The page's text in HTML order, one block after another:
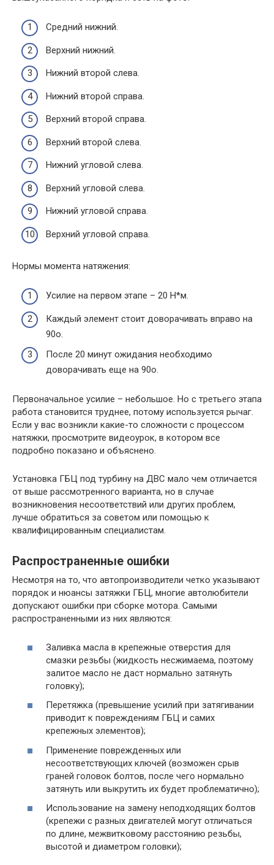
Средний нижний.
Верхний нижний.
Нижний второй слева.
Нижний второй справа.
Верхний второй справа.
Верхний второй слева.
Нижний угловой слева.
Верхний угловой слева.
Нижний угловой справа.
Верхний угловой справа.
Нормы момента натяжения:
Усилие на первом этапе – 20 Н*м.
Каждый элемент стоит доворачивать вправо на
90о.
После 20 минут ожидания необходимо
доворачивать еще на 90о.
Первоначальное усилие – небольшое. Но с третьего этапа
работа становится труднее, потому используется рычаг.
Если у вас возникли какие-то сложности с процессом
натяжки, просмотрите видеоурок, в котором все
подробно показано и объяснено.
Установка ГБЦ под турбину на ДВС мало чем отличается
от выше рассмотренного варианта, но в случае
возникновения несоответствий или других проблем,
лучше обратиться за советом или помощью к
квалифицированным специалистам.
Распространенные ошибки
Несмотря на то, что автопроизводители четко указывают
порядок и нюансы затяжки ГБЦ, многие автолюбители
допускают ошибки при сборке мотора. Самыми
распространенными из них являются:
Заливка масла в крепежные отверстия для
смазки резьбы (жидкость несжимаема, поэтому
залитое масло не даст нормально затянуть
головку);
Перетяжка (превышение усилий при затягивании
приводит к повреждениям ГБЦ и самих
крепежных элементов);
Применение поврежденных или
несоответствующих ключей (возможен срыв
граней головок болтов, после чего нормально
затянуть или выкрутить их будет проблематично);
Использование на замену неподходящих болтов
(крепежи с разных двигателей могут отличаться
по длине, межвитковому расстоянию резьбы,
высотой и диаметром головки);